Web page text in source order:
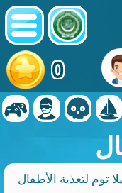
0
توم لتغذية الأطفال